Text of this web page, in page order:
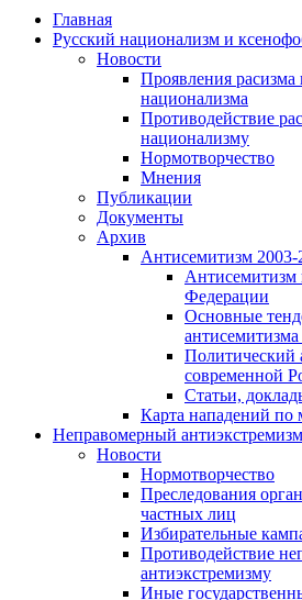
Главная
Русский национализм и
Новости
Проявления расизма
национализма
Противодействие
национализму
Нормотворчество
Мнения
Публикации
Документы
Архив
Антисемитизм 2003-
Антисемитизм
Федерации
Основные
Политический
современной
Статьи,
Карта нападений по
Неправомерный антиэкстремизм
Новости
Нормотворчество
Преследования
частных лиц
Избирательные
Противодействие
антиэкстремизму
Иные